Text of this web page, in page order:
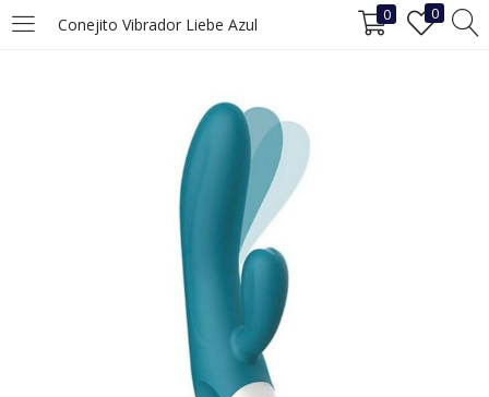
Conejito Vibrador Liebe Azul 0 0
INICIAR SESIÓN REGISTRO
Ingrese su nombre de usuario y contraseña para iniciar sesión.
Iniciar Sesión
¿Ha perdido la contraseña?